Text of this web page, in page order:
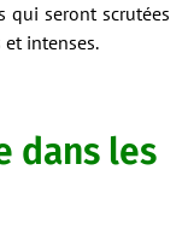
qui seront scrutées
intenses.
dans les